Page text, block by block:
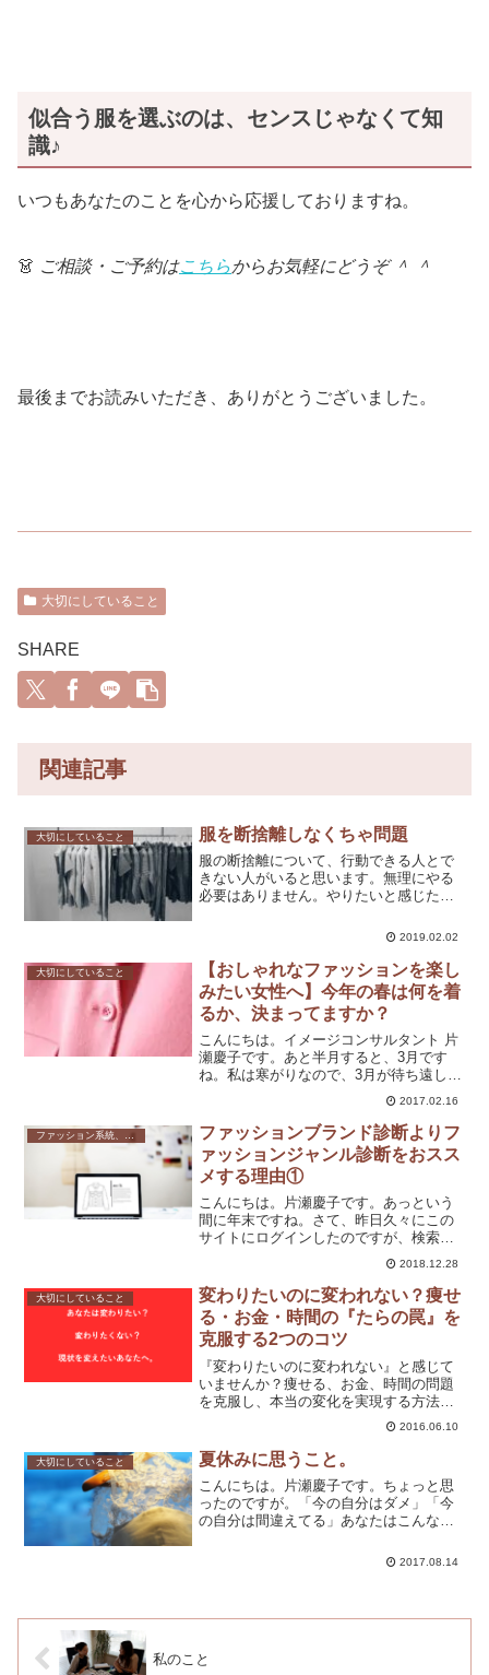
似合う服を選ぶのは、センスじゃなくて知
識♪
いつもあなたのことを心から応援しておりますね。
👗 ご相談・ご予約はこちら からお気軽にどうぞ ＾ ＾
最後までお読みいただき、ありがとうございました。
大切にしていること
SHARE
関連記事
大切にしていること 服を断捨離しなくちゃ問題
服の断捨離について、行動できる人とで
きない人がいると思います。無理にやる
必要はありません。やりたいと感じたと
た、断捨離の考え方をお届けします。
2019.02.02
大切にしていること
【おしゃれなファッションを楽し
みたい女性へ】今年の春は何を着
るか、決まってますか？
こんにちは。イメージコンサルタント 片
瀬慶子です。あと半月すると、3月です
ね。私は寒がりなので、3月が待ち遠しい
です♪そしてさらに、春は重ーいコートを
脱いで身軽になりつつ、きれいな色を大
手を振って着られるようになるので、想
像するだけでワクワ...
2017.02.16
ファッション系統、テイスト
ファッションブランド診断よりフ
ァッションジャンル診断をおスス
メする理由①
こんにちは。片瀬慶子です。あっという
間に年末ですね。さて、昨日久々にこの
サイトにログインしたのですが、検索ワ
ードに「ファッションブランド」「診
断」という文字が。お気持ち、すごく分
かります。服を買うブランドが分かった
ら、そのお店に行けば欲しい...
2018.12.28
大切にしていること
変わりたいのに変われない？痩せ
る・お金・時間の『たらの罠』を
克服する2つのコツ
『変わりたいのに変われない』と感じて
いませんか？痩せる、お金、時間の問題
を克服し、本当の変化を実現する方法を
解説します。『たらの罠』に陥らず、自
分を変えるための実践的なアドバイスを
ご紹介。
2016.06.10
大切にしていること 夏休みに思うこと。
こんにちは。片瀬慶子です。ちょっと思
ったのですが。「今の自分はダメ」「今
の自分は間違えてる」あなたはこんな前
ートだと、やること全部間違えちゃう
2017.08.14
私のこと